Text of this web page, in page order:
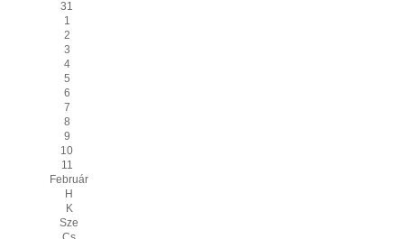
31
1
2
3
4
5
6
7
8
9
10
11
Február
H
K
Sze